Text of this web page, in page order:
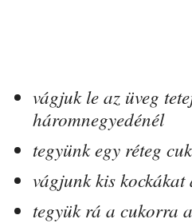
vágjuk le az üveg
háromnegyedénél
tegyünk egy réteg
vágjunk kis
tegyük rá a cukorra